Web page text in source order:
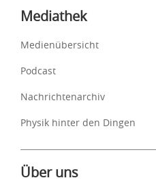
Mediathek
Medienübersicht
Podcast
Nachrichtenarchiv
Physik hinter den Dingen
Über uns